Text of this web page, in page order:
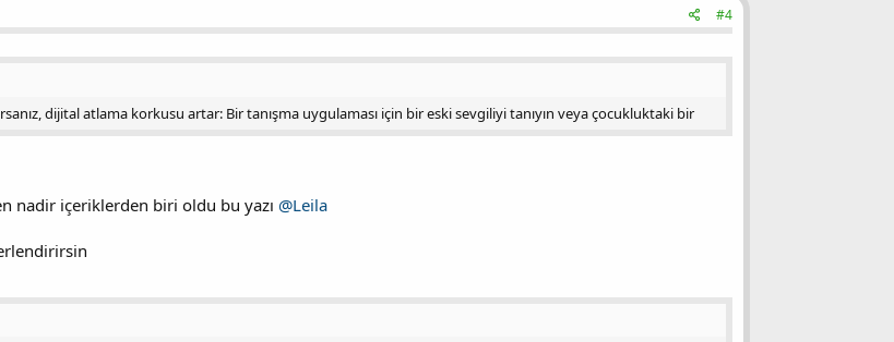
#4
dijital atlama korkusu artar: Bir tanışma uygulaması için bir eski sevgiliyi tanıyın veya çocukluktaki bir
nadir içeriklerden biri oldu bu yazı @Leila